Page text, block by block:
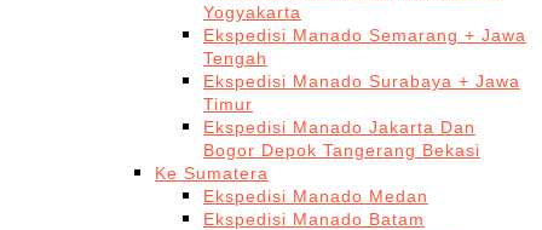
Yogyakarta
Ekspedisi Manado Semarang + Jawa
Tengah
Ekspedisi Manado Surabaya + Jawa
Timur
Ekspedisi Manado Jakarta Dan
Bogor Depok Tangerang Bekasi
Ke Sumatera
Ekspedisi Manado Medan
Ekspedisi Manado Batam